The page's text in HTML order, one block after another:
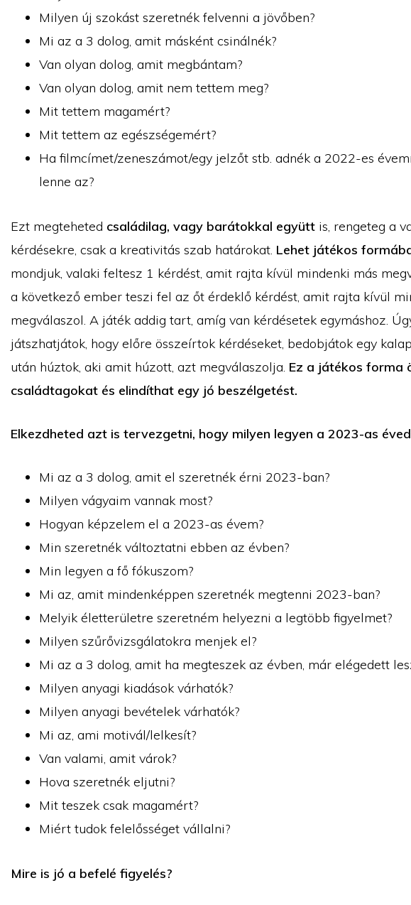
Milyen új szokást szeretnék felvenni a jövőben?
Mi az a 3 dolog, amit másként csinálnék?
Van olyan dolog, amit megbántam?
Van olyan dolog, amit nem tettem meg?
Mit tettem magamért?
Mit tettem az egészségemért?
Ha filmcímet/zeneszámot/egy jelzőt stb. adnék a 2022-es
lenne az?
Ezt megteheted családilag, vagy barátokkal együtt is, rengeteg a
kérdésekre, csak a kreativitás szab határokat. Lehet játékos
mondjuk, valaki feltesz 1 kérdést, amit rajta kívül mindenki más
a következő ember teszi fel az őt érdeklő kérdést, amit rajta kívül
megválaszol. A játék addig tart, amíg van kérdésetek egymáshoz.
játszhatjátok, hogy előre összeírtok kérdéseket, bedobjátok egy
után húztok, aki amit húzott, azt megválaszolja. Ez a játékos forma
családtagokat és elindíthat egy jó beszélgetést.
Elkezdheted azt is tervezgetni, hogy milyen legyen a 2023-as éved
Mi az a 3 dolog, amit el szeretnék érni 2023-ban?
Milyen vágyaim vannak most?
Hogyan képzelem el a 2023-as évem?
Min szeretnék változtatni ebben az évben?
Min legyen a fő fókuszom?
Mi az, amit mindenképpen szeretnék megtenni 2023-ban?
Melyik életterületre szeretném helyezni a legtöbb figyelmet?
Milyen szűrővizsgálatokra menjek el?
Mi az a 3 dolog, amit ha megteszek az évben, már elégedett
Milyen anyagi kiadások várhatók?
Milyen anyagi bevételek várhatók?
Mi az, ami motivál/lelkesít?
Van valami, amit várok?
Hova szeretnék eljutni?
Mit teszek csak magamért?
Miért tudok felelősséget vállalni?
Mire is jó a befelé figyelés?